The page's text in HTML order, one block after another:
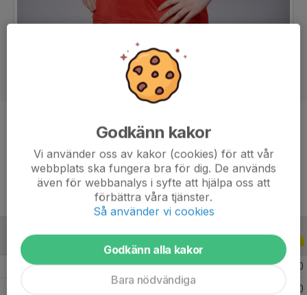
-
Ålder
15 år
ALLA SERIER
2026 2 0 0 0
0
Godkänn kakor
Vi använder oss av kakor (cookies) för att vår
webbplats ska fungera bra för dig. De används
även för webbanalys i syfte att hjälpa oss att
förbättra våra tjänster.
Så använder vi cookies
Godkänn alla kakor
Bara nödvändiga